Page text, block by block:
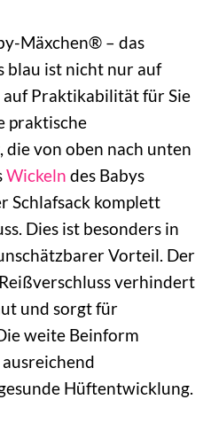
Mäxchen® – das
blau ist nicht nur auf
Praktikabilität für Sie
praktische
von oben nach unten
Wickeln des Babys
Schlafsack komplett
Dies ist besonders in
Vorteil. Der
verhindert
und sorgt für
weite Beinform
Hüftentwicklung.